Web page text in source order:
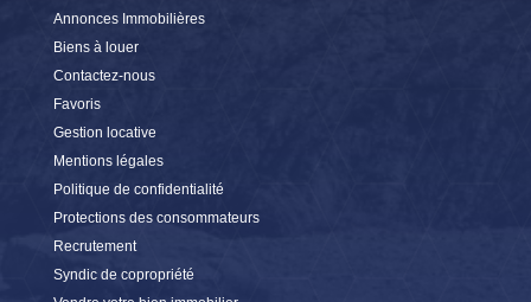
Annonces Immobilières
Biens à louer
Contactez-nous
Favoris
Gestion locative
Mentions légales
Politique de confidentialité
Protections des consommateurs
Recrutement
Syndic de copropriété